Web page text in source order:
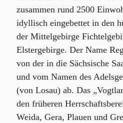
zusammen rund 2500
idyllisch eingebettet in den
der Mittelgebirge
Elstergebirge. Der Name
von der in die Sächsische
und vom Namen des
(von Losau) ab. Das
den früheren
Weida, Gera, Plauen und